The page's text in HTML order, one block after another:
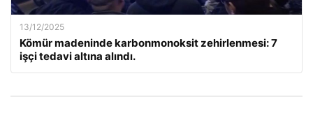
13/12/2025
Kömür madeninde karbonmonoksit zehirlenmesi: 7
işçi tedavi altına alındı.